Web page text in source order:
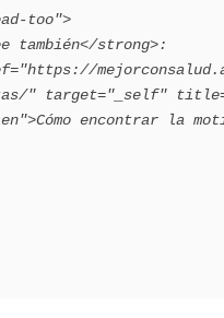
" target="_self"
encontrar la